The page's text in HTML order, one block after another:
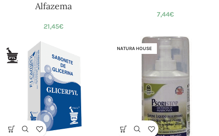
Alfazema
21,45€
7,44€
NATURA HOUSE